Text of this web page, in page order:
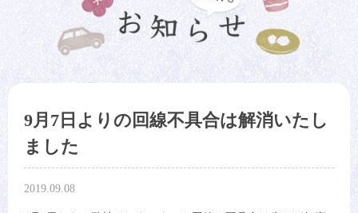
9月7日よりの回線不具合は解消いたし
ました
2019.09.08